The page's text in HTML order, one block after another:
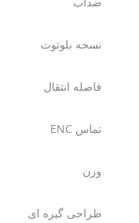
نسخه بلوتوث
فاصله انتقال
تماس ENC
وزن
طراحی گیره ای